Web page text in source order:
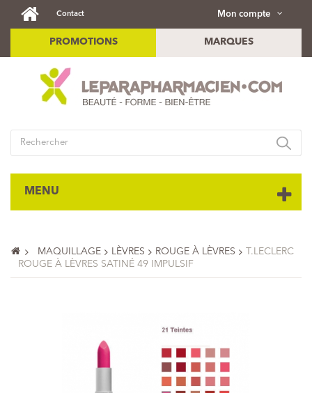
Mon compte
Contact
PROMOTIONS MARQUES
MENU
MAQUILLAGE LÈVRES ROUGE À LÈVRES
T.LECLERC
ROUGE À LÈVRES SATINÉ 49 IMPULSIF